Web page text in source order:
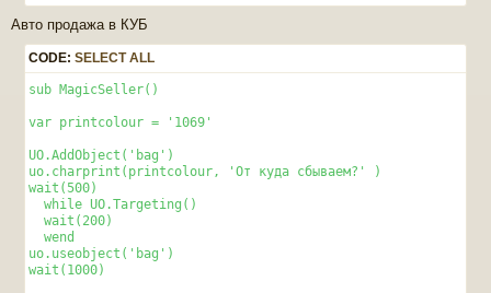
Авто продажа в КУБ
CODE: SELECT ALL
sub MagicSeller()
var printcolour = '1069'
UO.AddObject('bag')
uo.charprint(printcolour, 'От куда сбываем?' )
wait(500)
  while UO.Targeting()
  wait(200)
  wend
uo.useobject('bag')
wait(1000)